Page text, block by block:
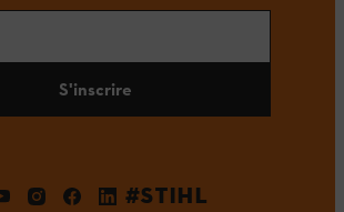
S'inscrire
#STIHL